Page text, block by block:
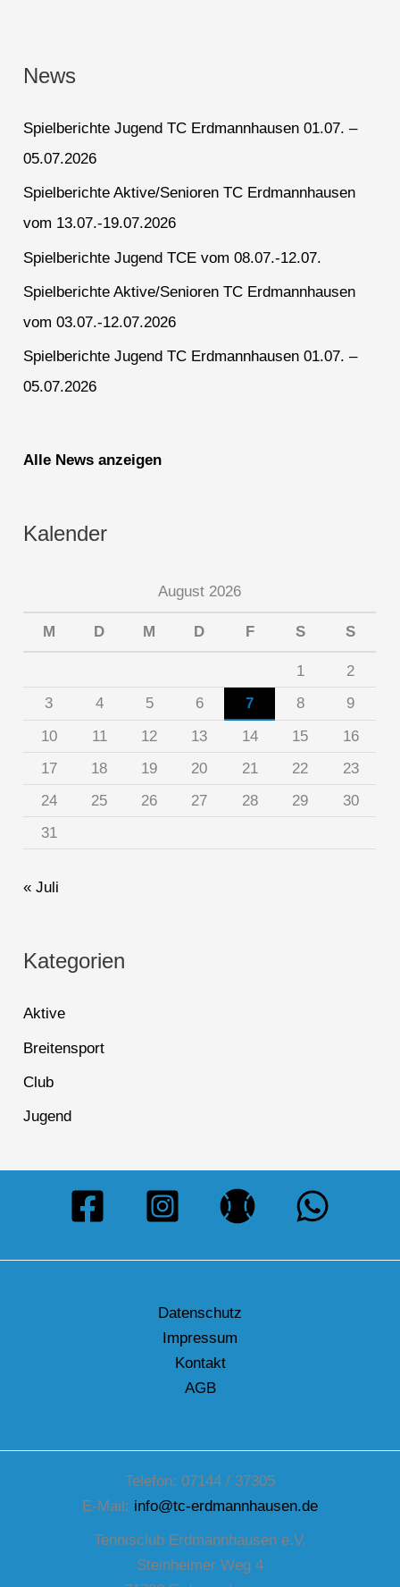
News
Spielberichte Jugend TC Erdmannhausen 01.07. –
05.07.2026
Spielberichte Aktive/Senioren TC Erdmannhausen
vom 13.07.-19.07.2026
Spielberichte Jugend TCE vom 08.07.-12.07.
Spielberichte Aktive/Senioren TC Erdmannhausen
vom 03.07.-12.07.2026
Spielberichte Jugend TC Erdmannhausen 01.07. –
05.07.2026
Alle News anzeigen
Kalender
August 2026
M D M D F S S
1
2
3
4 5 6 7 8
9
10
11 12 13 14 15
16
17
18 19 20 21 22
23
24
25 26 27 28 29
30
31
« Juli
Kategorien
Aktive
Breitensport
Club
Jugend
Datenschutz
Impressum
Kontakt
AGB
Telefon: 07144 / 37305
E-Mail: info@tc-erdmannhausen.de
Tennisclub Erdmannhausen e.V.
Steinheimer Weg 4